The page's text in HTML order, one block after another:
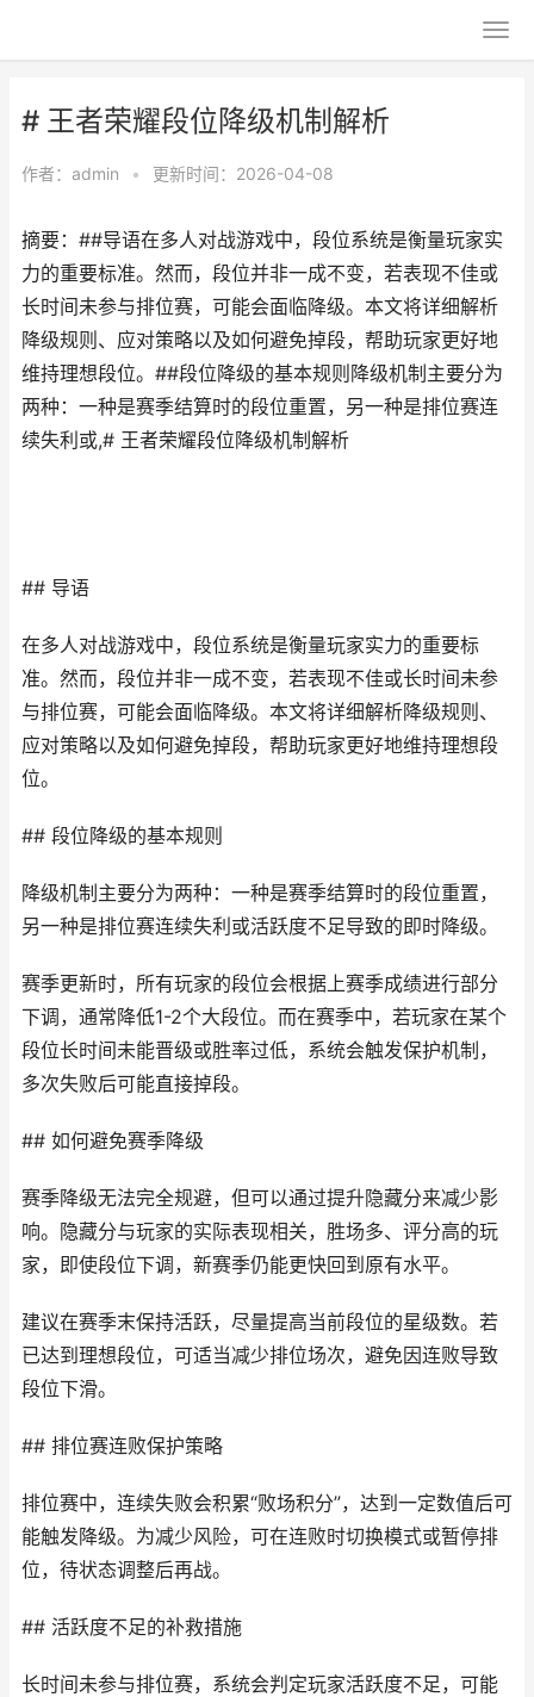
# 王者荣耀段位降级机制解析
作者： admin • 更新时间：2026-04-08
摘要：##导语在多人对战游戏中，段位系统是衡量玩家实
力的重要标准。然而，段位并非一成不变，若表现不佳或
长时间未参与排位赛，可能会面临降级。本文将详细解析
降级规则、应对策略以及如何避免掉段，帮助玩家更好地
维持理想段位。##段位降级的基本规则降级机制主要分为
两种：一种是赛季结算时的段位重置，另一种是排位赛连
续失利或,# 王者荣耀段位降级机制解析
## 导语
在多人对战游戏中，段位系统是衡量玩家实力的重要标
准。然而，段位并非一成不变，若表现不佳或长时间未参
与排位赛，可能会面临降级。本文将详细解析降级规则、
应对策略以及如何避免掉段，帮助玩家更好地维持理想段
位。
## 段位降级的基本规则
降级机制主要分为两种：一种是赛季结算时的段位重置，
另一种是排位赛连续失利或活跃度不足导致的即时降级。
赛季更新时，所有玩家的段位会根据上赛季成绩进行部分
下调，通常降低1-2个大段位。而在赛季中，若玩家在某个
段位长时间未能晋级或胜率过低，系统会触发保护机制，
多次失败后可能直接掉段。
## 如何避免赛季降级
赛季降级无法完全规避，但可以通过提升隐藏分来减少影
响。隐藏分与玩家的实际表现相关，胜场多、评分高的玩
家，即使段位下调，新赛季仍能更快回到原有水平。
建议在赛季末保持活跃，尽量提高当前段位的星级数。若
已达到理想段位，可适当减少排位场次，避免因连败导致
段位下滑。
## 排位赛连败保护策略
排位赛中，连续失败会积累“败场积分”，达到一定数值后可
能触发降级。为减少风险，可在连败时切换模式或暂停排
位，待状态调整后再战。
## 活跃度不足的补救措施
长时间未参与排位赛，系统会判定玩家活跃度不足，可能